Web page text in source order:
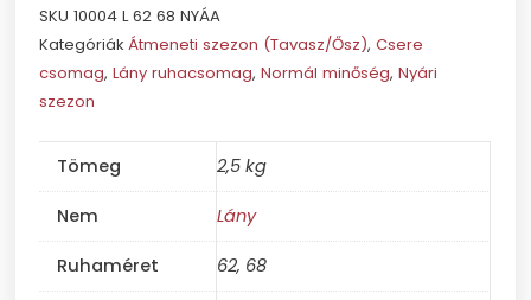
SKU10004 L 62 68 NYÁA
Kategóriák Átmeneti szezon (Tavasz/Ősz),Csere
csomag,Lány ruhacsomag,Normál minőség,Nyári
szezon
Tömeg 2,5 kg
Nem Lány
Ruhaméret 62, 68